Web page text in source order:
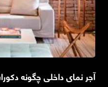
آجر نمای داخلی چگونه